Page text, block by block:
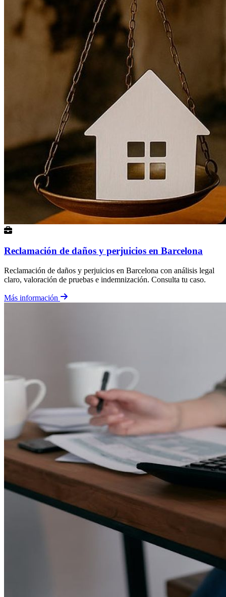
Reclamación de daños y perjuicios en Barcelona
Reclamación de daños y perjuicios en Barcelona con análisis legal
claro, valoración de pruebas e indemnización. Consulta tu caso.
Más información